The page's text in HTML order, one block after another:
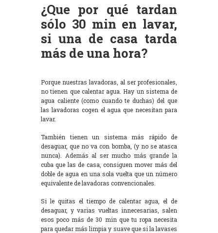
¿Que por qué tardan
sólo 30 min en lavar,
si una de casa tarda
más de una hora?
Porque nuestras lavadoras, al ser profesionales,
no tienen que calentar agua. Hay un sistema de
agua caliente (como cuando te duchas) del que
las lavadoras cogen el agua que necesitan para
lavar.
También tienen un sistema más rápido de
desaguar, que no va con bomba, (y no se atasca
nunca). Además al ser mucho más grande la
cuba que las de casa, consiguen mover más del
doble de agua en una sola vuelta que un número
equivalente de lavadoras convencionales.
Si le quitas el tiempo de calentar agua, el de
desaguar, y varias vueltas innecesarias, salen
esos poco más de 30 min que tu ropa necesita
para quedar más limpia y suave que si la lavases